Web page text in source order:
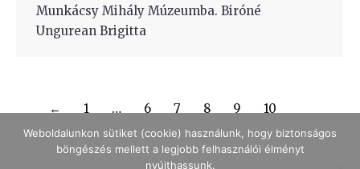
Munkácsy Mihály Múzeumba. Biróné
Ungurean Brigitta
← 1 … 6 7 8 9 10
Weboldalunkon sütiket (cookie) használunk, hogy biztonságos
böngészés mellett a legjobb felhasználói élményt
nyújthassunk.